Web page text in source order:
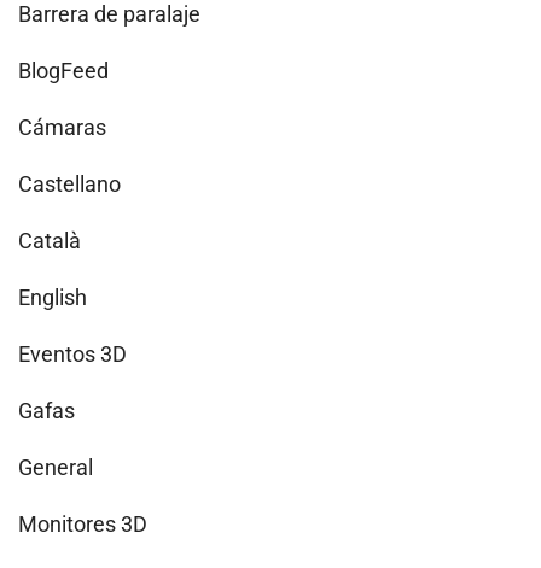
Barrera de paralaje
BlogFeed
Cámaras
Castellano
Català
English
Eventos 3D
Gafas
General
Monitores 3D